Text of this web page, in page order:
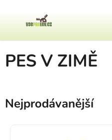
Domů
PES V ZIMĚ
Nejprodávanější